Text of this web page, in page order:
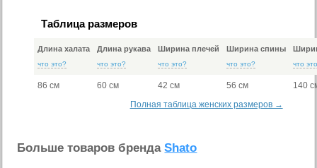
Таблица размеров
Длина халата
что это?
Длина рукава
что это?
Ширина плечей
что это?
Ширина спины
что это? что
86 см 60 см 42 см 56 см
140
Полная таблица женских размеров →
Больше товаров брендаShato